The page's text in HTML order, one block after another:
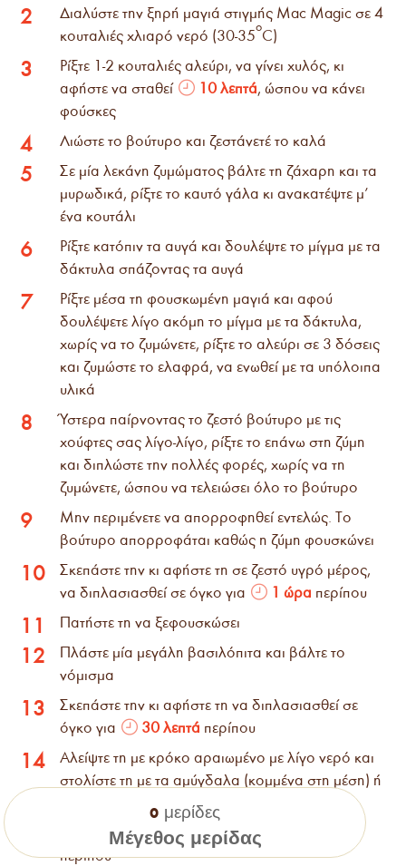
2
Διαλύστε την ξηρή μαγιά στιγμής Mac Magic σε 4
κουταλιές χλιαρό νερό (30-35οC)
3
Ρίξτε 1-2 κουταλιές αλεύρι, να γίνει χυλός, κι
αφήστε να σταθεί
10 λεπτά, ώσπου να κάνει
φούσκες
4 Λιώστε το βούτυρο και ζεστάνετέ το καλά
5
Σε μία λεκάνη ζυμώματος βάλτε τη ζάχαρη και τα
μυρωδικά, ρίξτε το καυτό γάλα κι ανακατέψτε μ’
ένα κουτάλι
6
Ρίξτε κατόπιν τα αυγά και δουλέψτε το μίγμα με τα
δάκτυλα σπάζοντας τα αυγά
7
Ρίξτε μέσα τη φουσκωμένη μαγιά και αφού
δουλέψετε λίγο ακόμη το μίγμα με τα δάκτυλα,
χωρίς να το ζυμώνετε, ρίξτε το αλεύρι σε 3 δόσεις
και ζυμώστε το ελαφρά, να ενωθεί με τα υπόλοιπα
υλικά
8
Ύστερα παίρνοντας το ζεστό βούτυρο με τις
χούφτες σας λίγο-λίγο, ρίξτε το επάνω στη ζύμη
και διπλώστε την πολλές φορές, χωρίς να τη
ζυμώνετε, ώσπου να τελειώσει όλο το βούτυρο
9
Μην περιμένετε να απορροφηθεί εντελώς. Το
βούτυρο απορροφάται καθώς η ζύμη φουσκώνει
10
Σκεπάστε την κι αφήστε τη σε ζεστό υγρό μέρος,
να διπλασιασθεί σε όγκο για
1 ώρα περίπου
11 Πατήστε τη να ξεφουσκώσει
12
Πλάστε μία μεγάλη βασιλόπιτα και βάλτε το
νόμισμα
13
Σκεπάστε την κι αφήστε τη να διπλασιασθεί σε
όγκο για
30 λεπτά περίπου
14
Αλείψτε τη με κρόκο αραιωμένο με λίγο νερό και
στολίστε τη με τα αμύγδαλα (κομμένα στη μέση) ή
πασπαλίστε τη με λίγο σουσάμι
Ψήστε τη σε φούρνο 200 C για
περίπου
0 μερίδες
Μέγεθος μερίδας